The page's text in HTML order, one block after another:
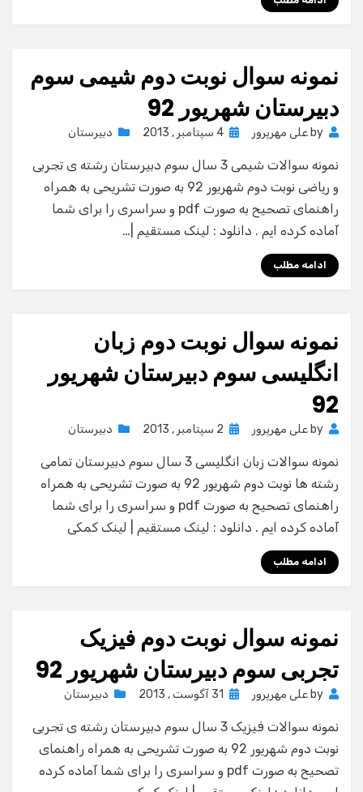
نمونه سوال نوبت دوم شیمی سوم
دبیرستان شهریور 92
by علی مهرپرور
Posted
4 سپتامبر , 2013 دبیرستان
نمونه سوالات شیمی 3 سال سوم دبیرستان رشته ی تجربی
و ریاضی نوبت دوم شهریور 92 به صورت تشریحی به همراه
راهنمای تصحیح به صورت pdf و سراسری را برای شما
آماده کرده ایم . دانلود : لینک مستقیم |…
ادامه مطلب
نمونه سوال نوبت دوم زبان
انگلیسی سوم دبیرستان شهریور
92
by علی مهرپرور
Posted
2 سپتامبر , 2013 دبیرستان
نمونه سوالات زبان انگلیسی 3 سال سوم دبیرستان تمامی
رشته ها نوبت دوم شهریور 92 به صورت تشریحی به همراه
راهنمای تصحیح به صورت pdf و سراسری را برای شما
آماده کرده ایم . دانلود : لینک مستقیم | لینک کمکی
ادامه مطلب
نمونه سوال نوبت دوم فیزیک
تجربی سوم دبیرستان شهریور 92
by علی مهرپرور
Posted
31 آگوست , 2013 دبیرستان
نمونه سوالات فیزیک 3 سال سوم دبیرستان رشته ی تجربی
نوبت دوم شهریور 92 به صورت تشریحی به همراه راهنمای
تصحیح به صورت pdf و سراسری را برای شما آماده کرده